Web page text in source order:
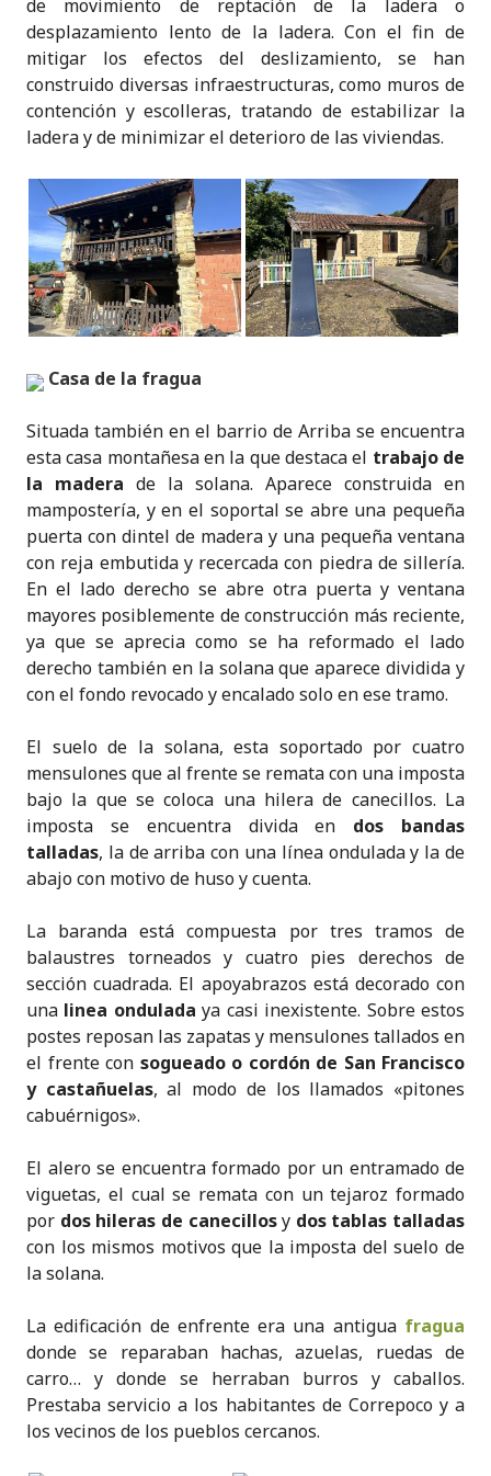
de movimiento de reptación de la ladera o
desplazamiento lento de la ladera. Con el fin de
mitigar los efectos del deslizamiento, se han
construido diversas infraestructuras, como muros de
contención y escolleras, tratando de estabilizar la
ladera y de minimizar el deterioro de las viviendas.
Casa de la fragua
Situada también en el barrio de Arriba se encuentra
esta casa montañesa en la que destaca el trabajo de
la madera de la solana. Aparece construida en
mampostería, y en el soportal se abre una pequeña
puerta con dintel de madera y una pequeña ventana
con reja embutida y recercada con piedra de sillería.
En el lado derecho se abre otra puerta y ventana
mayores posiblemente de construcción más reciente,
ya que se aprecia como se ha reformado el lado
derecho también en la solana que aparece dividida y
con el fondo revocado y encalado solo en ese tramo.
El suelo de la solana, esta soportado por cuatro
mensulones que al frente se remata con una imposta
bajo la que se coloca una hilera de canecillos. La
imposta se encuentra divida en dos bandas
talladas, la de arriba con una línea ondulada y la de
abajo con motivo de huso y cuenta.
La baranda está compuesta por tres tramos de
balaustres torneados y cuatro pies derechos de
sección cuadrada. El apoyabrazos está decorado con
una linea ondulada ya casi inexistente. Sobre estos
postes reposan las zapatas y mensulones tallados en
el frente con sogueado o cordón de San Francisco
y castañuelas, al modo de los llamados «pitones
cabuérnigos».
El alero se encuentra formado por un entramado de
viguetas, el cual se remata con un tejaroz formado
por dos hileras de canecillosy dos tablas talladas
con los mismos motivos que la imposta del suelo de
la solana.
La edificación de enfrente era una antigua fragua
donde se reparaban hachas, azuelas, ruedas de
carro… y donde se herraban burros y caballos.
Prestaba servicio a los habitantes de Correpoco y a
los vecinos de los pueblos cercanos.